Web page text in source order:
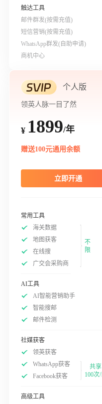
触达工具
邮件群发(按需充值)
短信营销(按需充值)
WhatsApp群发(自助申请)
商机中心
个人版
领英人脉一目了然
¥ 1899/年
赠送100元通用余额
立即开通
常用工具
海关数据
地图获客
在线搜
广交会采购商
不
限
AI工具
AI智能营销助手
智能搜邮
邮件检测
社媒获客
领英获客
WhatsApp获客
Facebook获客
共享
100次/
高级工具